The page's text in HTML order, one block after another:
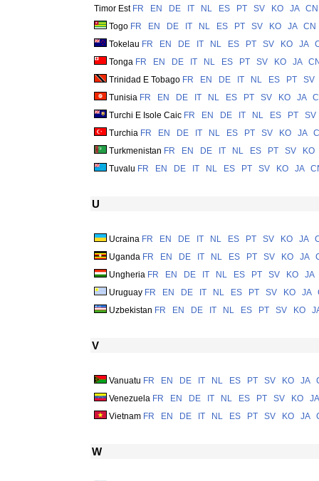
Timor Est FR EN DE IT NL ES PT SV KO JA
CN
Togo FR EN DE IT NL ES PT SV KO JA
CN
Tokelau FR EN DE IT NL ES PT SV KO JA
Tonga FR EN DE IT NL ES PT SV KO JA
Trinidad E Tobago FR EN DE IT NL ES PT
SV
Tunisia FR EN DE IT NL ES PT SV KO JA
Turchi E Isole Caic FR EN DE IT NL ES PT
SV
Turchia FR EN DE IT NL ES PT SV KO JA
Turkmenistan FR EN DE IT NL ES PT SV
KO
Tuvalu FR EN DE IT NL ES PT SV KO JA
U
Ucraina FR EN DE IT NL ES PT SV KO JA
Uganda FR EN DE IT NL ES PT SV KO JA
Ungheria FR EN DE IT NL ES PT SV KO
JA
Uruguay FR EN DE IT NL ES PT SV KO JA
Uzbekistan FR EN DE IT NL ES PT SV KO
V
Vanuatu FR EN DE IT NL ES PT SV KO JA
Venezuela FR EN DE IT NL ES PT SV KO
JA
Vietnam FR EN DE IT NL ES PT SV KO JA
W